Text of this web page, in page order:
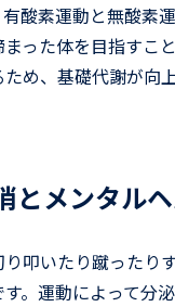
酸素運動と無酸素
った体を目指すこ
め、基礎代謝が向
とメンタル
叩いたり蹴ったり
。運動によって分